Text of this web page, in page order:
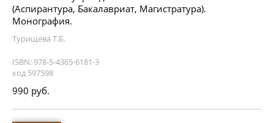
(Аспирантура, Бакалавриат, Магистратура).
Монография.
Турищева Т.Б.
ISBN: 978-5-4365-6181-3
код 597598
990 руб.